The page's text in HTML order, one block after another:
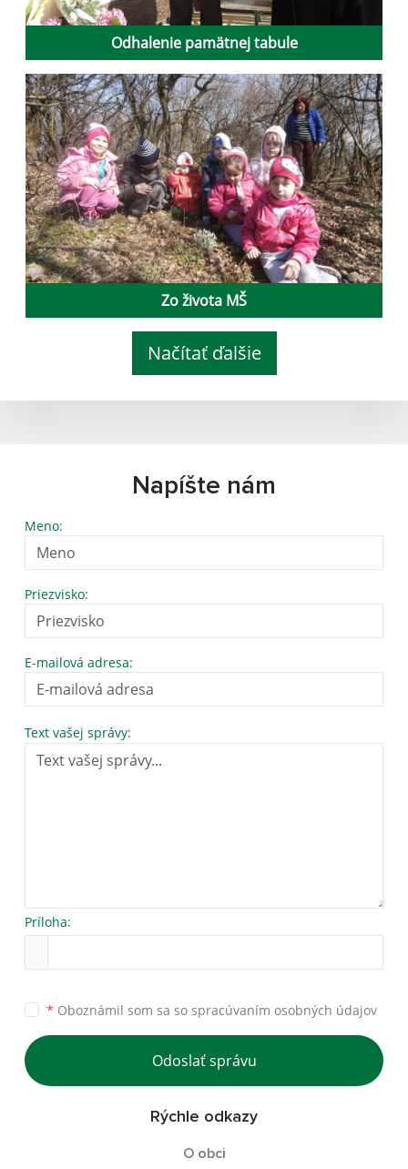
Odhalenie pamätnej tabule
Zo života MŠ
Načítať ďalšie
Napíšte nám
Meno:
Priezvisko:
E-mailová adresa:
Text vašej správy:
Príloha:
* Oboznámil som sa so spracúvaním osobných údajov
Odoslať správu
Rýchle odkazy
O obci